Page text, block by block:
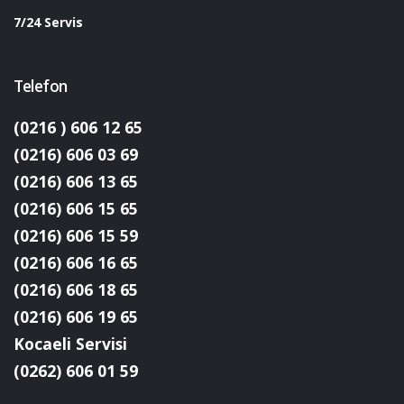
7/24 Servis
Telefon
(0216 ) 606 12 65
(0216) 606 03 69
(0216) 606 13 65
(0216) 606 15 65
(0216) 606 15 59
(0216) 606 16 65
(0216) 606 18 65
(0216) 606 19 65
Kocaeli Servisi
(0262) 606 01 59